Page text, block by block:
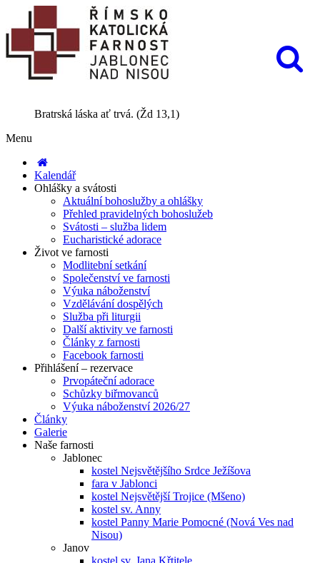
Bratrská láska ať trvá. (Žd 13,1)
Menu
Kalendář
Ohlášky a svátosti
Aktuální bohoslužby a ohlášky
Přehled pravidelných bohoslužeb
Svátosti – služba lidem
Eucharistické adorace
Život ve farnosti
Modlitební setkání
Společenství ve farnosti
Výuka náboženství
Vzdělávání dospělých
Služba při liturgii
Další aktivity ve farnosti
Články z farnosti
Facebook farnosti
Přihlášení – rezervace
Prvopáteční adorace
Schůzky biřmovanců
Výuka náboženství 2026/27
Články
Galerie
Naše farnosti
Jablonec
kostel Nejsvětějšího Srdce Ježíšova
fara v Jablonci
kostel Nejsvětější Trojice (Mšeno)
kostel sv. Anny
kostel Panny Marie Pomocné (Nová Ves nad
Nisou)
Janov
kostel sv. Jana Křtitele